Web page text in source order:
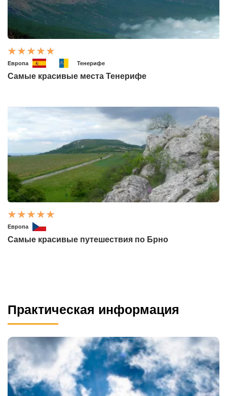
Европа Тенерифе
Самые красивые места Тенерифе
Европа
Самые красивые путешествия по Брно
Практическая информация